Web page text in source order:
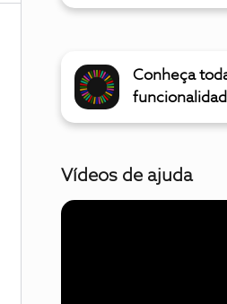
Conheça
Vídeos de ajuda